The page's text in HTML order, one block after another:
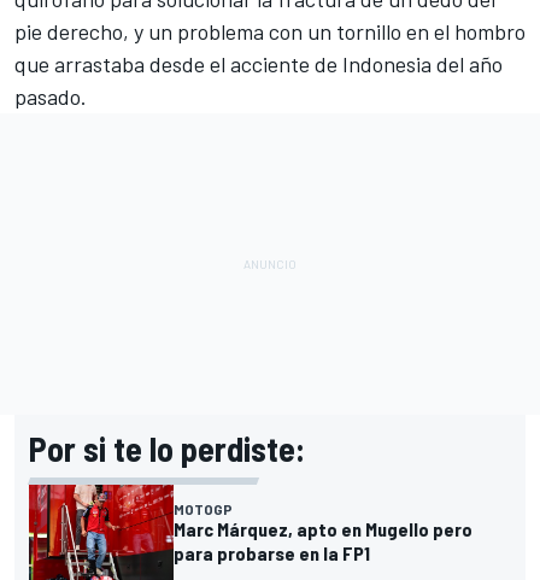
pie derecho, y un problema con un tornillo en el hombro
que arrastaba desde el acciente de Indonesia del año
pasado.
Por si te lo perdiste:
MOTOGP
Marc Márquez, apto en Mugello pero
para probarse en la FP1